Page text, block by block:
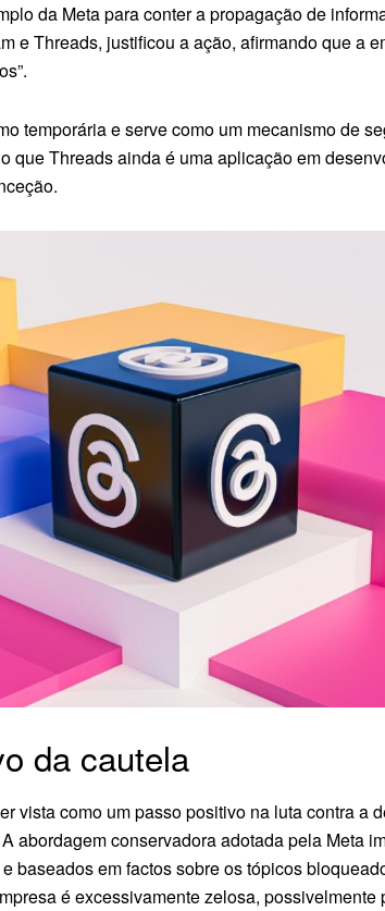
da Meta para conter a propagação de
e Threads, justificou a ação, afirmando que a
temporária e serve como um mecanismo de
que Threads ainda é uma aplicação em
da cautela
vista como um passo positivo na luta contra a
abordagem conservadora adotada pela Meta
baseados em factos sobre os tópicos
é excessivamente zelosa,